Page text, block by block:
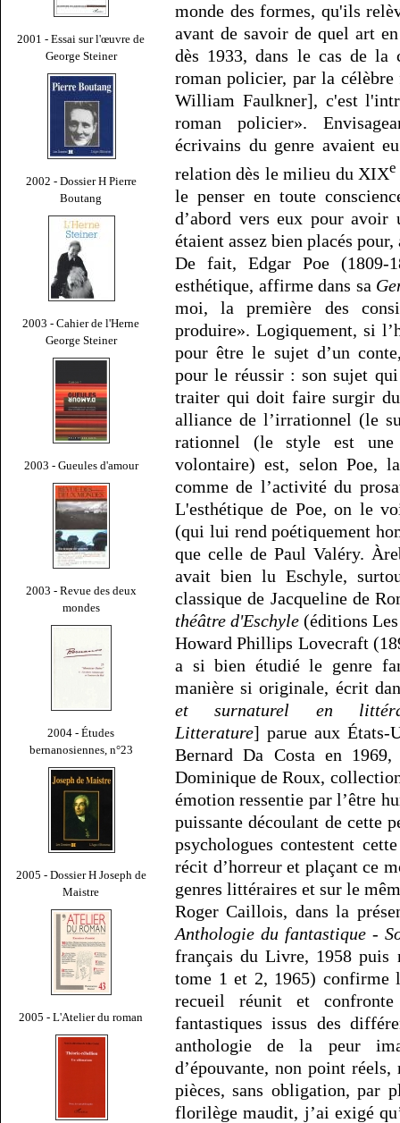
2001 - Essai sur l'œuvre de
George Steiner
2002 - Dossier H Pierre
Boutang
2003 - Cahier de l'Herne
George Steiner
2003 - Gueules d'amour
2003 - Revue des deux
mondes
2004 - Études
bernanosiennes, n°23
2005 - Dossier H Joseph de
Maistre
2005 - L'Atelier du roman
monde des formes, qu'ils
avant de savoir de quel art
dès 1933, dans le cas de la
roman policier, par la
William Faulkner], c'est
roman policier».
écrivains du genre avaient
relation dès le milieu du XIXe
le penser en toute
d’abord vers eux pour
étaient assez bien placés
De fait, Edgar Poe (1809-
esthétique, affirme dans sa
moi, la première des
produire». Logiquement, si
pour être le sujet d’un
pour le réussir : son sujet
traiter qui doit faire surgir
alliance de l’irrationnel (le
rationnel (le style est une
volontaire) est, selon Poe,
comme de l’activité du
L'esthétique de Poe, on le
(qui lui rend poétiquement
que celle de Paul Valéry.
avait bien lu Eschyle,
classique de Jacqueline de
théâtre d'Eschyle (éditions
Howard Phillips Lovecraft
a si bien étudié le genre
manière si originale, écrit
et surnaturel en
Litterature] parue aux États-
Bernard Da Costa en
Dominique de Roux,
émotion ressentie par l’être
puissante découlant de cette
psychologues contestent
récit d’horreur et plaçant ce
genres littéraires et sur le
Roger Caillois, dans la
Anthologie du fantastique -
français du Livre, 1958 puis
tome 1 et 2, 1965) confirme
recueil réunit et
fantastiques issus des
anthologie de la peur
d’épouvante, non point
pièces, sans obligation, par
florilège maudit, j’ai exigé